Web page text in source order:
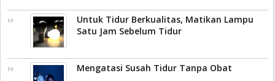
Untuk Tidur Berkualitas, Matikan Lampu
Satu Jam Sebelum Tidur
Mengatasi Susah Tidur Tanpa Obat